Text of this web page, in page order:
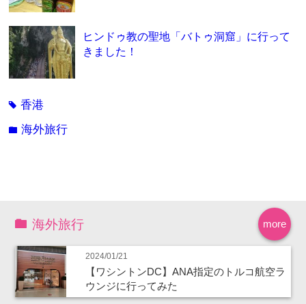
ヒンドゥ教の聖地「バトゥ洞窟」に行って
きました！
tag香港
folder海外旅行
more
海外旅行
2024/01/21
【ワシントンDC】ANA指定のトルコ航空ラ
ウンジに行ってみた